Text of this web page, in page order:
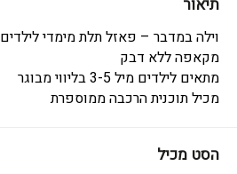
תיאור
וילה במדבר – פאזל תלת מימדי לילדים
מקאפה ללא דבק
מתאים לילדים מיל 3-5 בליווי מבוגר
מכיל תוכנית הרכבה ממוספרת
הסט מכיל